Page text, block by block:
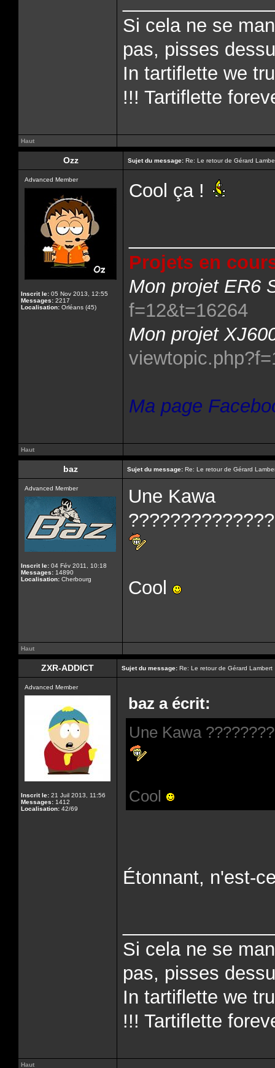
Si cela ne se
pas, pisses
In tartiflette we
!!! Tartiflette
Haut
Ozz Sujet du message: Re: Le retour de Gérard
Advanced Member
Inscrit le: 05 Nov 2013, 12:55
Messages: 2217
Localisation: Orléans (45)
Cool ça !
Projets en
Mon projet ER6
f=12&t=16264
Mon projet
Ma page
Haut
baz Sujet du message: Re: Le retour de Gérard
Advanced Member
Inscrit le: 04 Fév 2011, 10:18
Messages: 14890
Localisation: Cherbourg
Une Kawa
Cool
Haut
ZXR-ADDICT Sujet du message: Re: Le retour de Gérard Lambert
Advanced Member
Inscrit le: 21 Juil 2013, 11:56
Messages: 1412
Localisation: 42/69
baz a écrit:
Une Kawa
Cool
Étonnant, n'est-
Si cela ne se
pas, pisses
In tartiflette we
!!! Tartiflette
Haut